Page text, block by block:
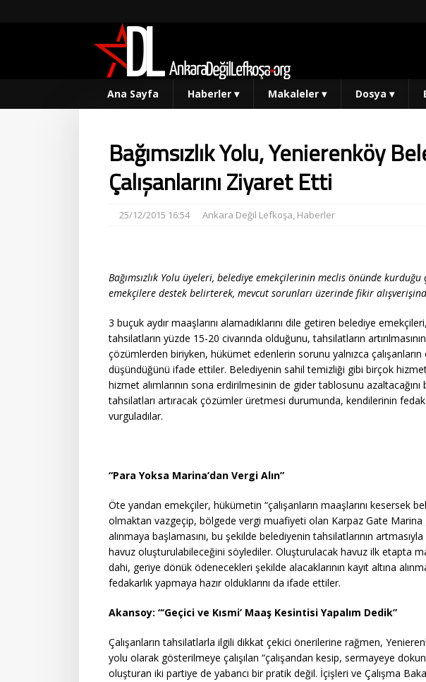
Ana Sayfa Haberler ▾ Makaleler ▾ Dosya ▾
Bağımsızlık Yolu, Yenierenköy
Çalışanlarını Ziyaret Etti
25/12/2015 16:54 Ankara Değil Lefkoşa, Haberler
Bağımsızlık Yolu üyeleri, belediye emekçilerinin meclis önünde kurduğu
emekçilere destek belirterek, mevcut sorunları üzerinde fikir
3 buçuk aydır maaşlarını alamadıklarını dile getiren belediye
tahsilatların yüzde 15-20 civarında olduğunu, tahsilatların
çözümlerden biriyken, hükümet edenlerin sorunu yalnızca
düşündüğünü ifade ettiler. Belediyenin sahil temizliği gibi birçok
hizmet alımlarının sona erdirilmesinin de gider tablosunu
tahsilatları artıracak çözümler üretmesi durumunda, kendilerinin
vurguladılar.
“Para Yoksa Marina’dan Vergi Alın”
Öte yandan emekçiler, hükümetin “çalışanların maaşlarını kesersek
olmaktan vazgeçip, bölgede vergi muafiyeti olan Karpaz Gate
alınmaya başlamasını, bu şekilde belediyenin tahsilatlarının
havuz oluşturulabileceğini söylediler. Oluşturulacak havuz ilk etapta
dahi, geriye dönük ödenecekleri şekilde alacaklarının kayıt altına
fedakarlık yapmaya hazır olduklarını da ifade ettiler.
Akansoy: “‘Geçici ve Kısmi’ Maaş Kesintisi Yapalım Dedik”
Çalışanların tahsilatlarla ilgili dikkat çekici önerilerine rağmen,
yolu olarak gösterilmeye çalışılan “çalışandan kesip, sermayeye
oluşturan iki partiye de yabancı bir pratik değil. İçişleri ve Çalışma